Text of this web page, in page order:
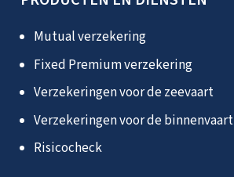
Mutual verzekering
Fixed Premium verzekering
Verzekeringen voor de zeevaart
Verzekeringen voor de binnenvaart
Risicocheck